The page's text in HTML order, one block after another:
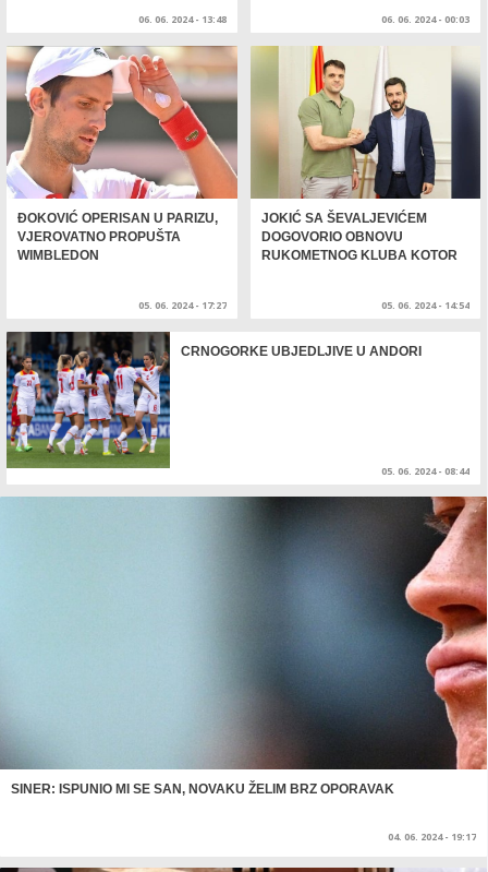
06. 06. 2024 - 13:48 06. 06. 2024 - 00:03
ĐOKOVIĆ OPERISAN U PARIZU,
VJEROVATNO PROPUŠTA
WIMBLEDON
05. 06. 2024 - 17:27
JOKIĆ SA ŠEVALJEVIĆEM
DOGOVORIO OBNOVU
RUKOMETNOG KLUBA KOTOR
05. 06. 2024 - 14:54
CRNOGORKE UBJEDLJIVE U ANDORI
05. 06. 2024 - 08:44
SINER: ISPUNIO MI SE SAN, NOVAKU ŽELIM BRZ OPORAVAK
04. 06. 2024 - 19:17